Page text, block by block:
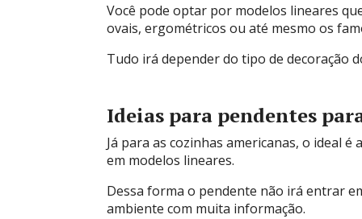
Você pode optar por modelos lineares
ovais, ergométricos ou até mesmo os
Tudo irá depender do tipo de decoração
Ideias para pendentes
Já para as cozinhas americanas, o ideal
em modelos lineares.
Dessa forma o pendente não irá entrar
ambiente com muita informação.